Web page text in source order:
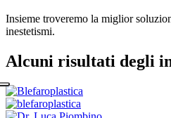
Insieme troveremo la miglior
inestetismi.
Alcuni risultati degli